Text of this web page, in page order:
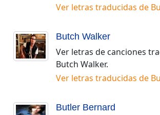
Ver letras traducidas de
Butch Walker
Ver letras de canciones
Butch Walker.
Ver letras traducidas de
Butler Bernard